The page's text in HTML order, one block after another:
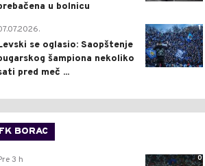
u bolnicu
1
se oglasio: Saopštenje
šampiona nekoliko
pred meč ...
FK BORAC
0
3 h